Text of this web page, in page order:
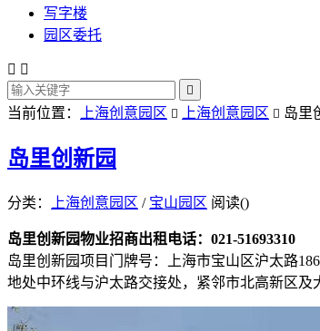
写字楼
园区委托
 

当前位置： 上海创意园区  上海创意园区  岛里
岛里创新园
分类： 上海创意园区 / 宝山园区 阅读()
岛里创新园物业招商出租电话：021-51693310
岛里创新园项目门牌号：上海市宝山区沪太路
地处中环线与沪太路交接处，紧邻市北高新区及